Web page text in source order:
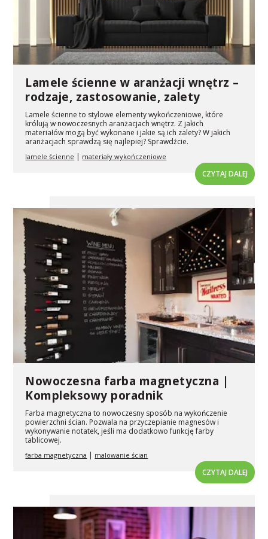
Lamele ścienne w aranżacji wnętrz –
rodzaje, zastosowanie, zalety
Lamele ścienne to stylowe elementy wykończeniowe, które
królują w nowoczesnych aranżacjach wnętrz. Z jakich
materiałów mogą być wykonane i jakie są ich zalety? W jakich
aranżacjach sprawdzą się najlepiej? Sprawdźcie.
lamele ścienne | materiały wykończeniowe
CZYTAJ DALEJ
Nowoczesna farba magnetyczna |
Kompleksowy poradnik
Farba magnetyczna to nowoczesny sposób na wykończenie
powierzchni ścian. Pozwala na przyczepianie magnesów i
wykonywanie notatek, jeśli ma dodatkowo funkcję farby
tablicowej.
farba magnetyczna | malowanie ścian
CZYTAJ DALEJ